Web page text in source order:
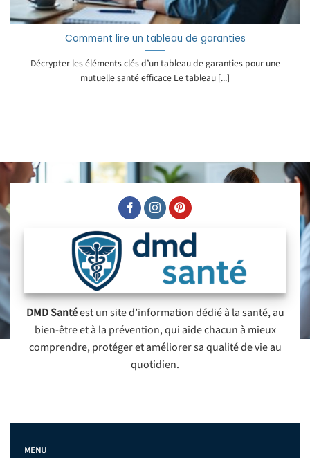
Comment lire un tableau de garanties
Décrypter les éléments clés d’un tableau de garanties pour une
mutuelle santé efficace Le tableau [...]
DMD Santéest un site d’information dédié à la santé, au
bien-être et à la prévention, qui aide chacun à mieux
comprendre, protéger et améliorer sa qualité de vie au
quotidien.
MENU